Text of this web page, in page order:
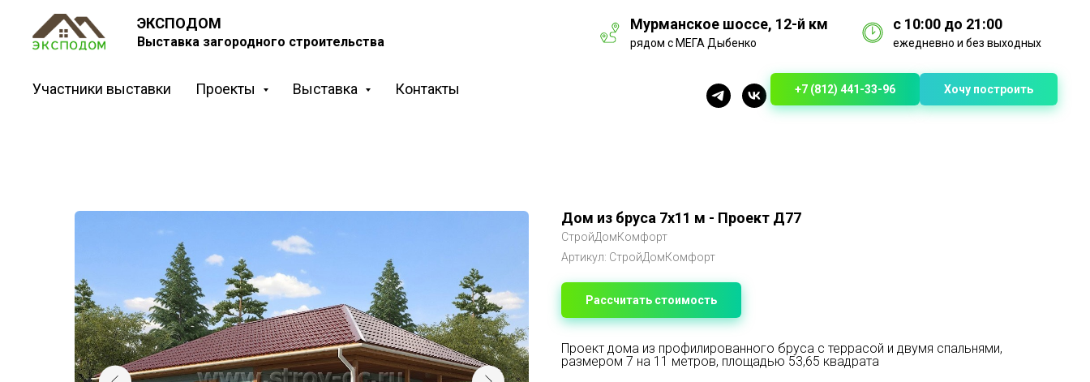
ЭКСПОДОМ
Выставка загородного строительства
Мурманское шоссе, 12-й км
рядом с МЕГА Дыбенко
с 10:00 до 21:00
ежедневно и без выходных
Участники выставки Проекты Выставка Контакты +7 (812) 441-33-96 Хочу построить
Дом из бруса 7х11 м - Проект Д77
СтройДомКомфорт
Артикул: СтройДомКомфорт
Рассчитать стоимость
Проект дома из профилированного бруса с террасой и двумя спальнями,
размером 7 на 11 метров, площадью 53,65 квадрата